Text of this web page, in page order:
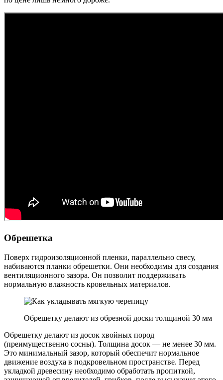
Обрешетка
Поверх гидроизоляционной пленки, параллельно свесу,
набиваются планки обрешетки. Они необходимы для создания
вентиляционного зазора. Он позволит поддерживать
нормальную влажность кровельных материалов.
Обрешетку делают из обрезной доски толщиной 30 мм
Обрешетку делают из досок хвойных пород
(преимущественно сосны). Толщина досок — не менее 30 мм.
Это минимальный зазор, который обеспечит нормальное
движение воздуха в подкровельном пространстве. Перед
укладкой древесину необходимо обработать пропиткой,